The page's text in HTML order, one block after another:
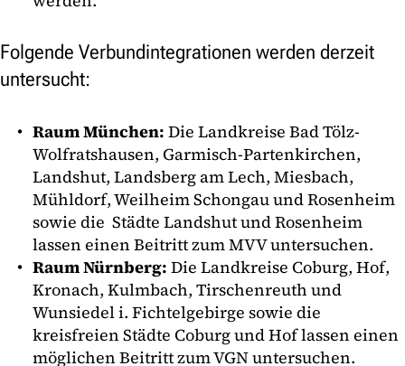
Folgende Verbundintegrationen werden derzeit
untersucht:
Raum München: Die Landkreise Bad Tölz-
Wolfratshausen, Garmisch-Partenkirchen,
Landshut, Landsberg am Lech, Miesbach,
Mühldorf, Weilheim Schongau und Rosenheim
sowie die Städte Landshut und Rosenheim
lassen einen Beitritt zum MVV untersuchen.
Raum Nürnberg: Die Landkreise Coburg, Hof,
Kronach, Kulmbach, Tirschenreuth und
Wunsiedel i. Fichtelgebirge sowie die
kreisfreien Städte Coburg und Hof lassen einen
möglichen Beitritt zum VGN untersuchen.